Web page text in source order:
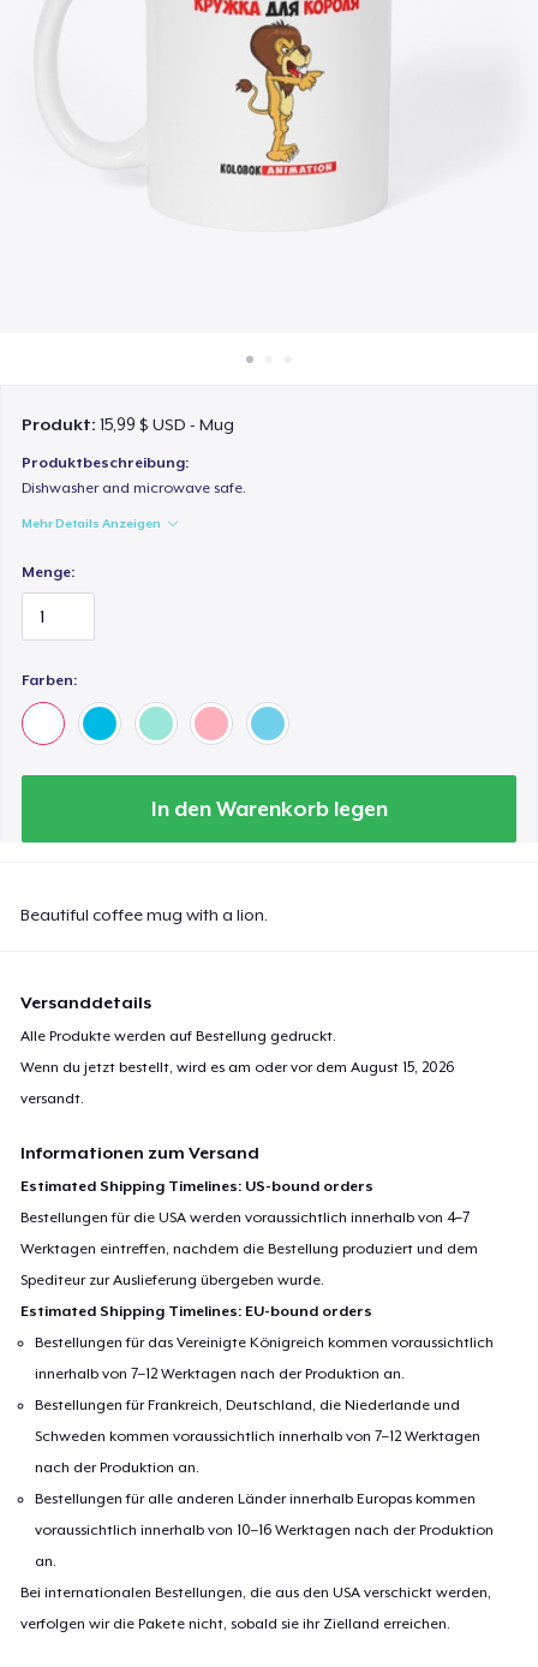
Überall verkaufen
Etwas verkaufen
Produkt:15,99 $ USD - Mug
Produktbeschreibung:
Dishwasher and microwave safe.
Mehr Details Anzeigen
Menge:
Farben:
In den Warenkorb legen
Beautiful coffee mug with a lion.
Versanddetails
Alle Produkte werden auf Bestellung gedruckt.
Wenn du jetzt bestellt, wird es am oder vor demAugust 15, 2026
versandt.
Informationen zum Versand
Estimated Shipping Timelines: US-bound orders
Bestellungen für die USA werden voraussichtlich innerhalb von 4–7
Werktagen eintreffen, nachdem die Bestellung produziert und dem
Spediteur zur Auslieferung übergeben wurde.
Estimated Shipping Timelines: EU-bound orders
Bestellungen für das Vereinigte Königreich kommen voraussichtlich
innerhalb von 7–12 Werktagen nach der Produktion an.
Bestellungen für Frankreich, Deutschland, die Niederlande und
Schweden kommen voraussichtlich innerhalb von 7–12 Werktagen
nach der Produktion an.
Bestellungen für alle anderen Länder innerhalb Europas kommen
voraussichtlich innerhalb von 10–16 Werktagen nach der Produktion
an.
Bei internationalen Bestellungen, die aus den USA verschickt werden,
verfolgen wir die Pakete nicht, sobald sie ihr Zielland erreichen.